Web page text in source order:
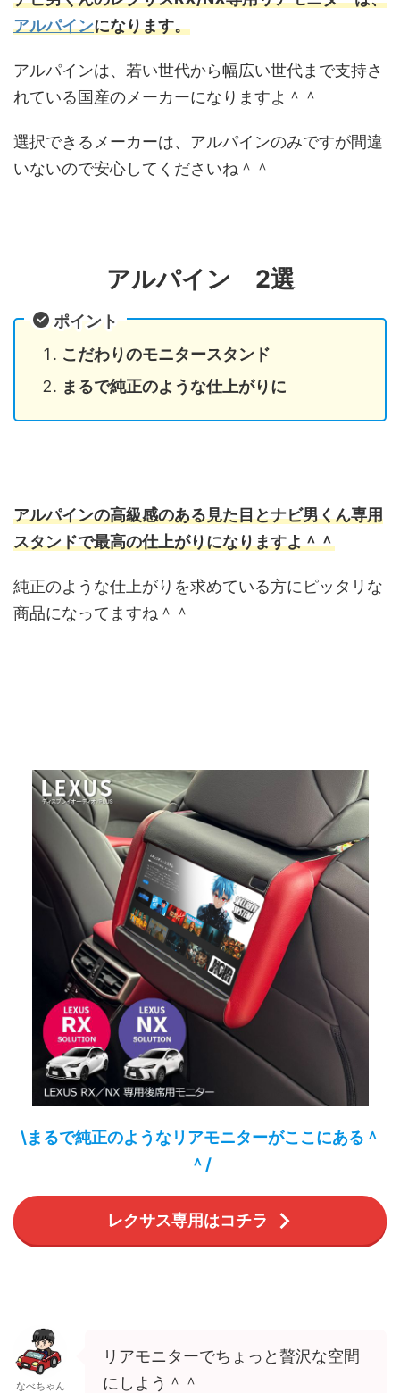
アルパインになります。
アルパインは、若い世代から幅広い世代まで支持さ
れている国産のメーカーになりますよ＾＾
選択できるメーカーは、アルパインのみですが間違
いないので安心してくださいね＾＾
アルパイン 2選
ポイント
こだわりのモニタースタンド
まるで純正のような仕上がりに
アルパインの高級感のある見た目とナビ男くん専用
スタンドで最高の仕上がりになりますよ＾＾
純正のような仕上がりを求めている方にピッタリな
商品になってますね＾＾
\まるで純正のようなリアモニターがここにある＾
＾/
レクサス専用はコチラ
なべちゃん
リアモニターでちょっと贅沢な空間
にしよう＾＾